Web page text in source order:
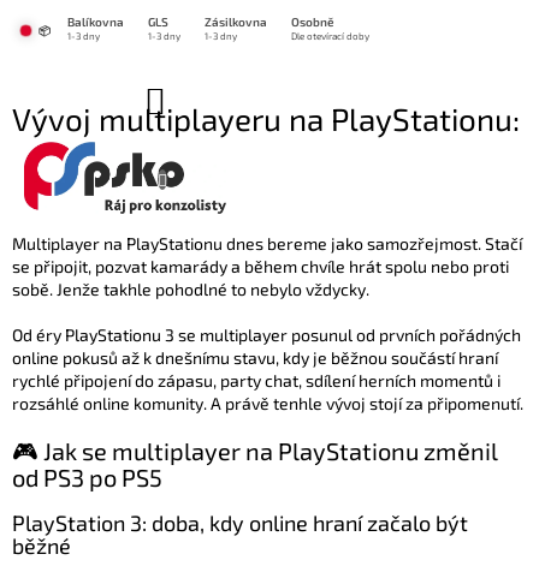
📦
Balíkovna GLS Zásilkovna Osobně
1-3 dny 1-3 dny 1-3 dny Dle otevírací doby
KOŠÍK
Vývoj multiplayeru na PlayStationu:
od PS3 po PS5
16.2.2024
Multiplayer na PlayStationu dnes bereme jako samozřejmost. Stačí
se připojit, pozvat kamarády a během chvíle hrát spolu nebo proti
sobě. Jenže takhle pohodlné to nebylo vždycky.
Od éry PlayStationu 3 se multiplayer posunul od prvních pořádných
online pokusů až k dnešnímu stavu, kdy je běžnou součástí hraní
rychlé připojení do zápasu, party chat, sdílení herních momentů i
rozsáhlé online komunity. A právě tenhle vývoj stojí za připomenutí.
🎮 Jak se multiplayer na PlayStationu změnil
od PS3 po PS5
PlayStation 3: doba, kdy online hraní začalo být
běžné